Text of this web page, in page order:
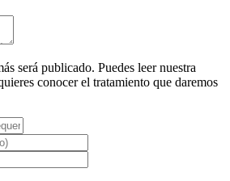
será publicado. Puedes leer nuestra
conocer el tratamiento que daremos